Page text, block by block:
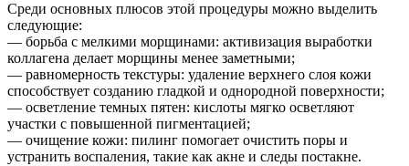
Среди основных плюсов этой процедуры можно выделить
следующие:
— борьба с мелкими морщинами: активизация выработки
коллагена делает морщины менее заметными;
— равномерность текстуры: удаление верхнего слоя кожи
способствует созданию гладкой и однородной поверхности;
— осветление темных пятен: кислоты мягко осветляют
участки с повышенной пигментацией;
— очищение кожи: пилинг помогает очистить поры и
устранить воспаления, такие как акне и следы постакне.